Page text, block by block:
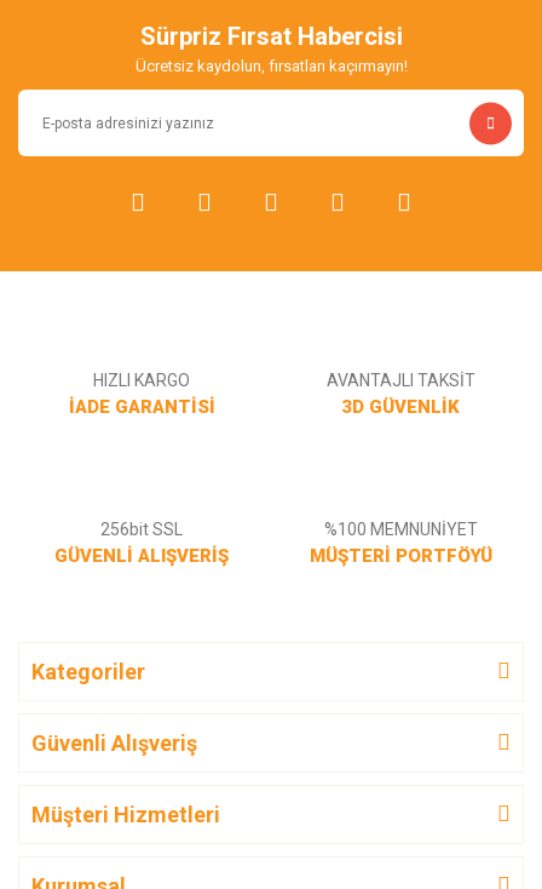
Sürpriz Fırsat Habercisi
Ücretsiz kaydolun, fırsatları kaçırmayın!
HIZLI KARGO
İADE GARANTİSİ
AVANTAJLI TAKSİT
3D GÜVENLİK
256bit SSL
GÜVENLİ ALIŞVERİŞ
%100 MEMNUNİYET
MÜŞTERİ PORTFÖYÜ
Kategoriler
Güvenli Alışveriş
Müşteri Hizmetleri